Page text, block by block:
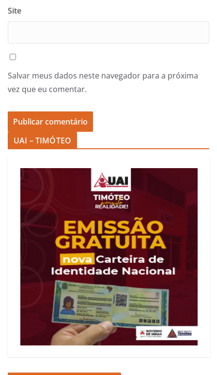
Site
Salvar meus dados neste navegador para a próxima
vez que eu comentar.
UAI – TIMÓTEO